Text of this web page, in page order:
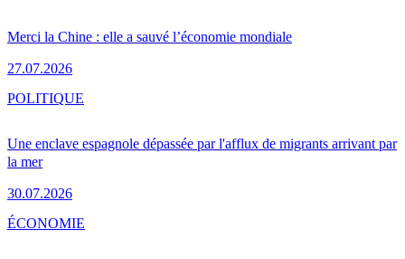
Merci la Chine : elle a sauvé l’économie mondiale
27.07.2026
Une enclave espagnole dépassée par l'afflux de migrants arrivant par
la mer
30.07.2026
POLITIQUE
ÉCONOMIE